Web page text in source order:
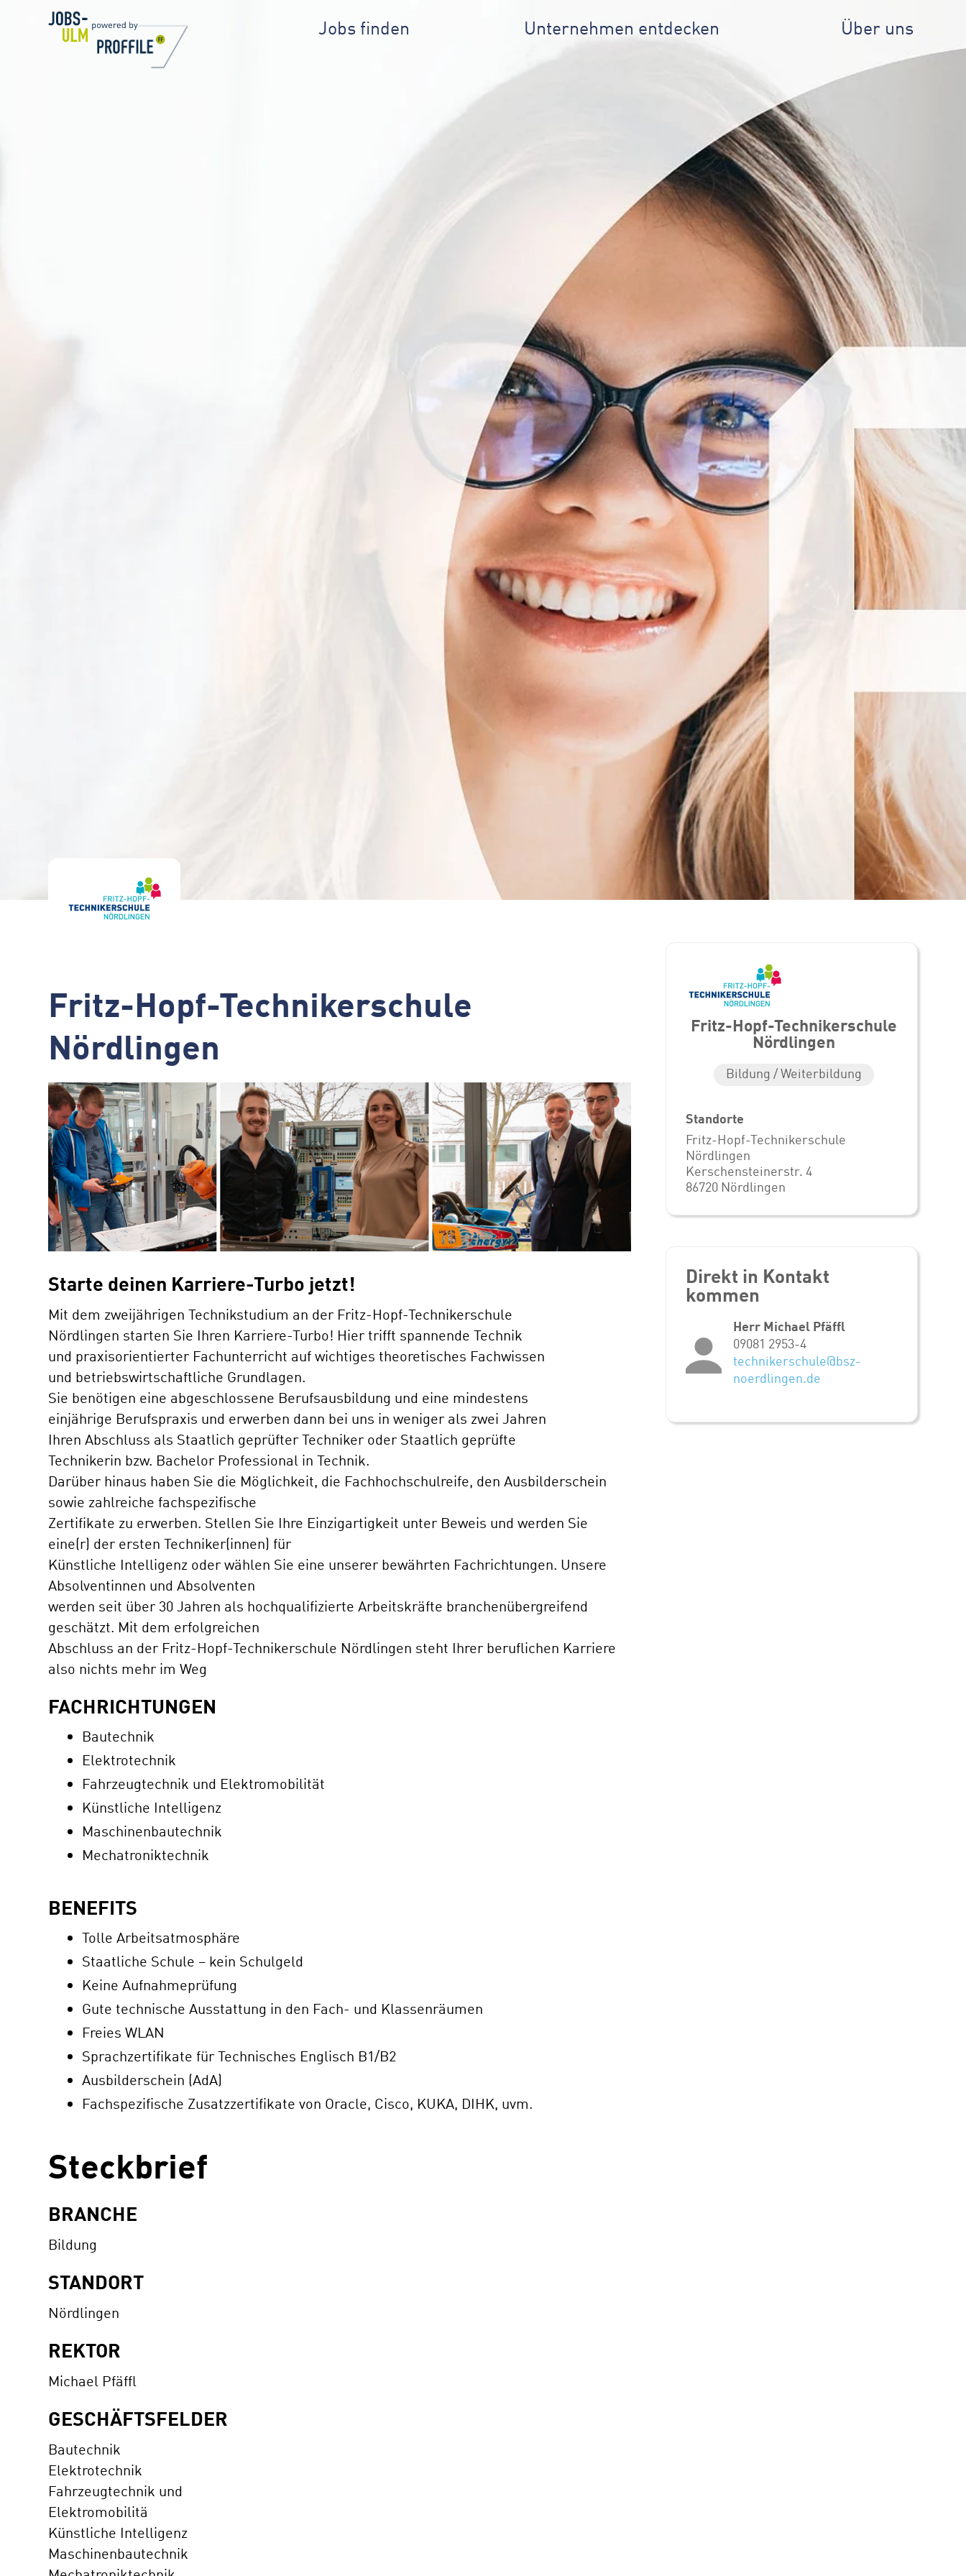
Jobs finden Unternehmen entdecken Über uns
Fritz-Hopf-Technikerschule
Nördlingen
Starte deinen Karriere-Turbo jetzt!
Mit dem zweijährigen Technikstudium an der Fritz-Hopf-Technikerschule
Nördlingen starten Sie Ihren Karriere-Turbo! Hier trifft spannende Technik
und praxisorientierter Fachunterricht auf wichtiges theoretisches Fachwissen
und betriebswirtschaftliche Grundlagen.
Sie benötigen eine abgeschlossene Berufsausbildung und eine mindestens
einjährige Berufspraxis und erwerben dann bei uns in weniger als zwei Jahren
Ihren Abschluss als Staatlich geprüfter Techniker oder Staatlich geprüfte
Technikerin bzw. Bachelor Professional in Technik.
Darüber hinaus haben Sie die Möglichkeit, die Fachhochschulreife, den Ausbilderschein
sowie zahlreiche fachspezifische
Zertifikate zu erwerben. Stellen Sie Ihre Einzigartigkeit unter Beweis und werden Sie
eine(r) der ersten Techniker(innen) für
Künstliche Intelligenz oder wählen Sie eine unserer bewährten Fachrichtungen. Unsere
Absolventinnen und Absolventen
werden seit über 30 Jahren als hochqualifizierte Arbeitskräfte branchenübergreifend
geschätzt. Mit dem erfolgreichen
Abschluss an der Fritz-Hopf-Technikerschule Nördlingen steht Ihrer beruflichen Karriere
also nichts mehr im Weg
FACHRICHTUNGEN
Bautechnik
Elektrotechnik
Fahrzeugtechnik und Elektromobilität
Künstliche Intelligenz
Maschinenbautechnik
Mechatroniktechnik
BENEFITS
Tolle Arbeitsatmosphäre
Staatliche Schule – kein Schulgeld
Keine Aufnahmeprüfung
Gute technische Ausstattung in den Fach- und Klassenräumen
Freies WLAN
Sprachzertifikate für Technisches Englisch B1/B2
Ausbilderschein (AdA)
Fachspezifische Zusatzzertifikate von Oracle, Cisco, KUKA, DIHK, uvm.
Steckbrief
BRANCHE
Bildung
STANDORT
Nördlingen
REKTOR
Michael Pfäffl
GESCHÄFTSFELDER
Bautechnik
Elektrotechnik
Fahrzeugtechnik und
Elektromobilitä
Künstliche Intelligenz
Maschinenbautechnik
Fritz-Hopf-Technikerschule
Nördlingen
Bildung / Weiterbildung
Standorte
Fritz-Hopf-Technikerschule
Nördlingen
Kerschensteinerstr. 4
86720 Nördlingen
Direkt in Kontakt
kommen
Herr Michael Pfäffl
09081 2953-4
technikerschule@bsz-
noerdlingen.de